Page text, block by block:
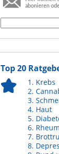
abonieren
Top 20
Krebs
Haut